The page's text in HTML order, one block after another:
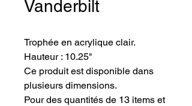
Vanderbilt
Trophée en acrylique clair.
Hauteur : 10.25"
Ce produit est disponible dans
plusieurs dimensions.
Pour des quantités de 13 items et